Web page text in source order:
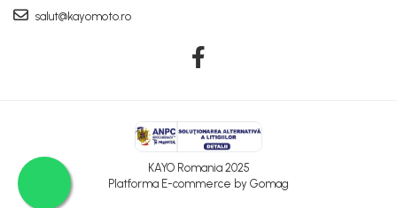
salut@kayomoto.ro
KAYO Romania 2025
Platforma E-commerce by Gomag